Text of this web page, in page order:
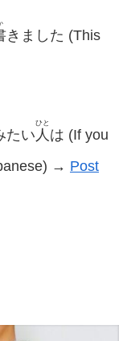
きました (This
たい 人
ひと
は (If you
→ Post